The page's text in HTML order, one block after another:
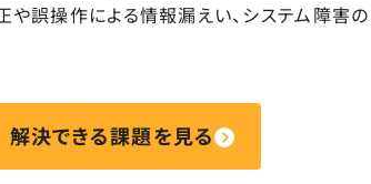
や誤操作による情報漏えい、システム障害
解決できる課題を見る